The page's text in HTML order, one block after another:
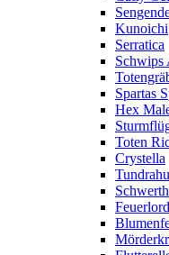
Kunoichi
Serratica
Schwips
Spartas
Hex
Toten
Crystella
Feuerlord